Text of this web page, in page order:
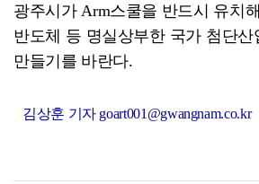
광주시가 Arm스쿨을 반드시 유치
반도체 등 명실상부한 국가 첨단산
만들기를 바란다.
김상훈 기자 goart001@gwangnam.co.kr